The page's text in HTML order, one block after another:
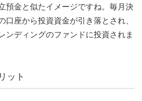
預金と似たイメージですね。毎月決
口座から投資資金が引き落とされ、
ンディングのファンドに投資されま
ット